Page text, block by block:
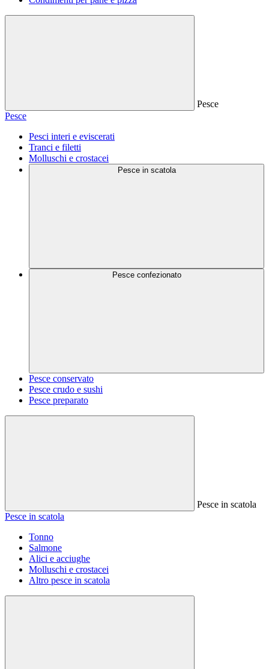
Pesce
Pesce
Pesci interi e eviscerati
Tranci e filetti
Molluschi e crostacei
Pesce in scatola
Pesce confezionato
Pesce conservato
Pesce crudo e sushi
Pesce preparato
Pesce in scatola
Pesce in scatola
Tonno
Salmone
Alici e acciughe
Molluschi e crostacei
Altro pesce in scatola